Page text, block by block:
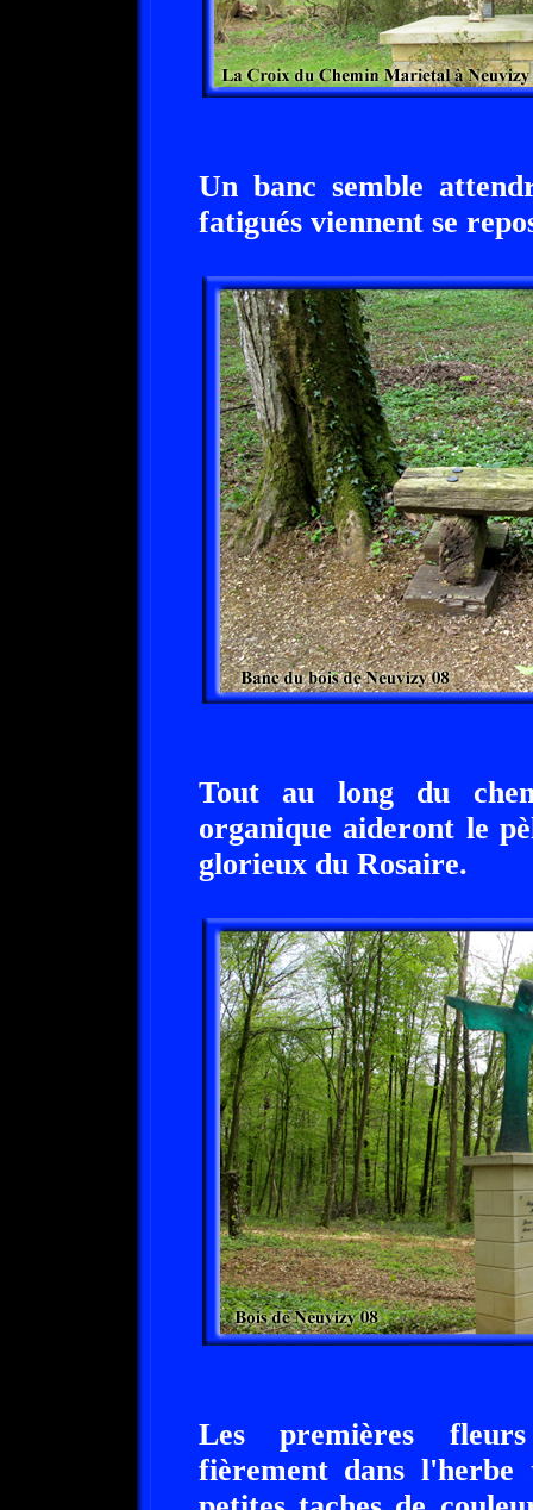
Un banc semble
fatigués viennent se
Tout au long du
organique aideront le
glorieux du Rosaire.
Les premières
fièrement dans